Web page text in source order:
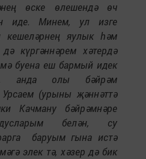
өске өлешендә өч
иде. Минем, ул изге
кешеләрнең яулык һәм
күргәннәрем хәтердә
буена еш бармый идек
анда олы бәйрәм
(урыны җәннәттә
Качману бәйрәмнәре
белән, су
баруым гына истә
элек тә, хәзер дә бик